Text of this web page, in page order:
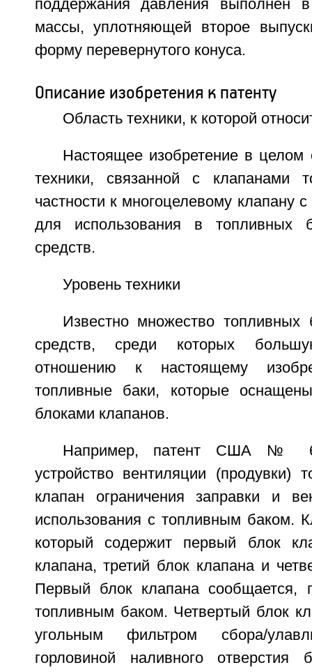
поддержания давления выполнен
массы, уплотняющей второе
форму перевернутого конуса.
Описание изобретения к патенту
Область техники, к которой
Настоящее изобретение в целом
техники, связанной с клапанами
частности к многоцелевому клапану
для использования в топливных
средств.
Уровень техники
Известно множество топливных
средств, среди которых
отношению к настоящему
топливные баки, которые
блоками клапанов.
Например, патент США №
устройство вентиляции (продувки)
клапан ограничения заправки и
использования с топливным баком.
который содержит первый блок
клапана, третий блок клапана и
Первый блок клапана сообщается,
топливным баком. Четвертый блок
угольным фильтром сбора/
горловиной наливного